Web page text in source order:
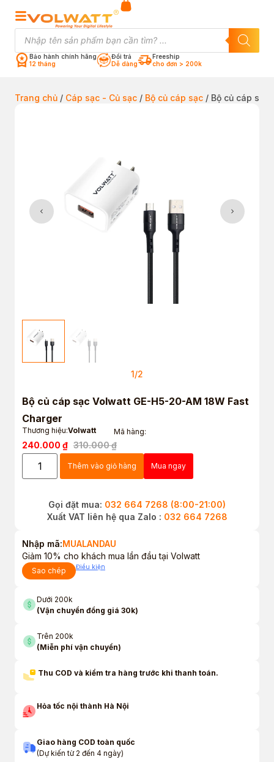
Bảo hành chính hãng
12 tháng
Đổi trả
Dễ dàng
Freeship
cho đơn > 200k
Trang chủ / Cáp sạc - Củ sạc / Bộ củ cáp sạc / Bộ củ cáp sạc
1/2
Bộ củ cáp sạc Volwatt GE-H5-20-AM 18W Fast
Charger
Thương hiệu:Volwatt Mã hàng:
240.000 ₫ 310.000₫
Thêm vào giỏ hàng Mua ngay
Gọi đặt mua: 032 664 7268 (8:00-21:00)
Xuất VAT liên hệ qua Zalo : 032 664 7268
Nhập mã:MUALANDAU
Giảm 10% cho khách mua lần đầu tại Volwatt
Sao chép Điều kiện
Dưới 200k
(Vận chuyển đồng giá 30k)
Trên 200k
(Miễn phí vận chuyển)
Thu COD và kiểm tra hàng trước khi thanh toán.
Hỏa tốc nội thành Hà Nội
Giao hàng COD toàn quốc
(Dự kiến từ 2 đến 4 ngày)